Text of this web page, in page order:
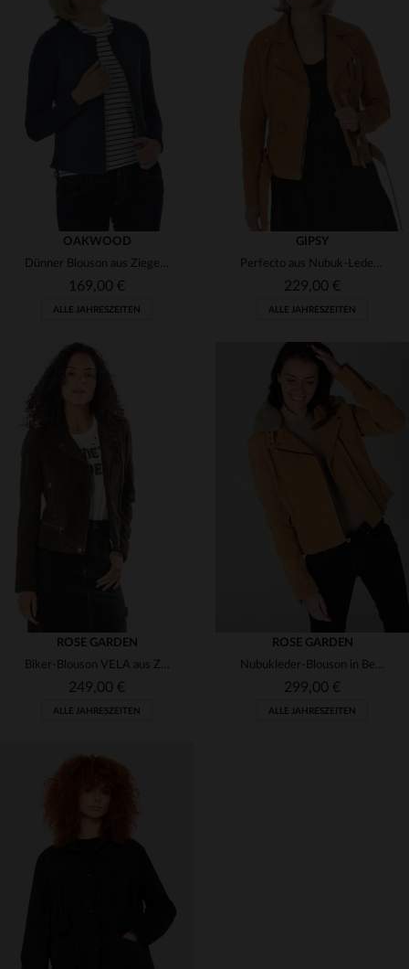
VERFÜGBARE GRÖSSEN
OAKWOOD
Dünner Blouson aus Ziegenleder mit Perforation - ideal für den Sommer.
169,00 €
ALLE JAHRESZEITEN
GIPSY
Perfecto aus Nubuk-Leder in Curry - rockig, feminin, mit Gürtel.
229,00 €
ALLE JAHRESZEITEN
VERFÜGBARE GRÖSSEN
ROSE GARDEN
Biker-Blouson VELA aus Ziegenveloursleder in Khaki, schlank
249,00 €
ALLE JAHRESZEITEN
ROSE GARDEN
Nubukleder-Blouson in Beige - warm, feminin und lässig mit Fellkragen.
299,00 €
ALLE JAHRESZEITEN